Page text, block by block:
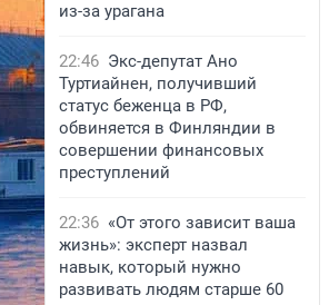
из-за урагана
22:46 Экс-депутат Ано
Туртиайнен, получивший
статус беженца в РФ,
обвиняется в Финляндии в
совершении финансовых
преступлений
22:36 «От этого зависит ваша
жизнь»: эксперт назвал
навык, который нужно
развивать людям старше 60